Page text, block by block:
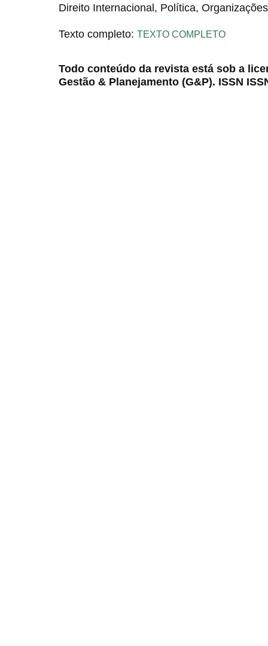
Direito Internacional, Política,
Texto completo: TEXTO COMPLETO
Todo conteúdo da revista está sob a
Gestão & Planejamento (G&P). ISSN